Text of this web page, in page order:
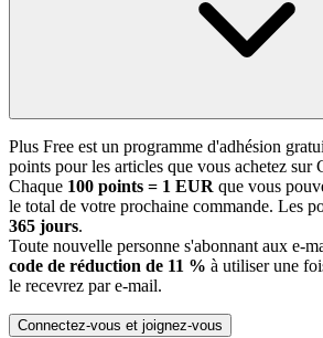
Plus Free est un programme d'adhésion
points pour les articles que vous achetez
Chaque 100 points = 1 EUR que vous
le total de votre prochaine commande. Les
365 jours.
Toute nouvelle personne s'abonnant aux e-
code de réduction de 11 % à utiliser une
le recevrez par e-mail.
Connectez-vous et joignez-vous